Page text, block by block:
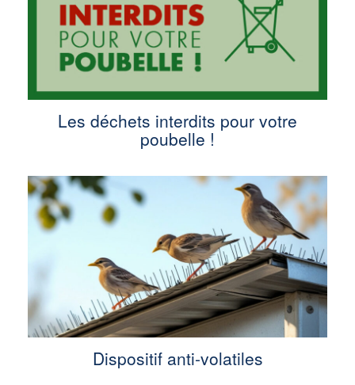
Les déchets interdits pour votre
poubelle !
Dispositif anti-volatiles